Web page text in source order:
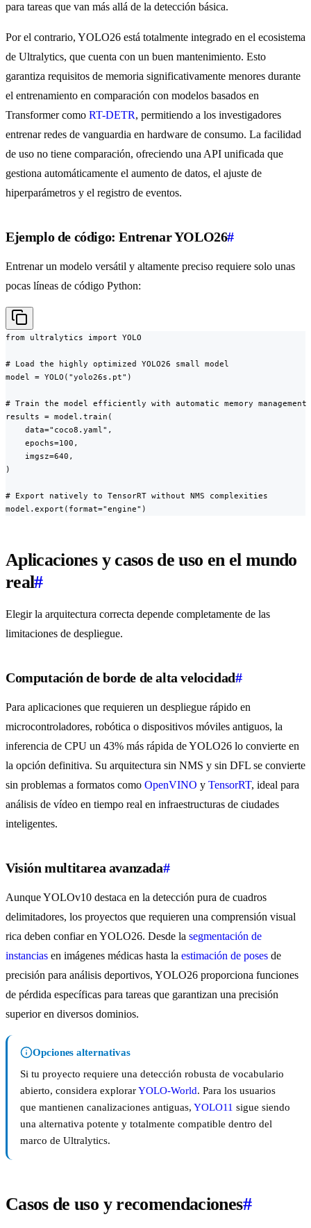
para tareas que van más allá de la detección básica.
Por el contrario, YOLO26 está totalmente integrado en el ecosistema
de Ultralytics, que cuenta con un buen mantenimiento. Esto
garantiza requisitos de memoria significativamente menores durante
el entrenamiento en comparación con modelos basados en
Transformer como RT-DETR, permitiendo a los investigadores
entrenar redes de vanguardia en hardware de consumo. La facilidad
de uso no tiene comparación, ofreciendo una API unificada que
gestiona automáticamente el aumento de datos, el ajuste de
hiperparámetros y el registro de eventos.
Ejemplo de código: Entrenar YOLO26#
Entrenar un modelo versátil y altamente preciso requiere solo unas
pocas líneas de código Python:
from ultralytics import YOLO
# Load the highly optimized YOLO26 small model
model = YOLO("yolo26s.pt")
# Train the model efficiently with automatic memory management
results = model.train(
    data="coco8.yaml",
    epochs=100,
    imgsz=640,
)
# Export natively to TensorRT without NMS complexities
model.export(format="engine")
Aplicaciones y casos de uso en el mundo
real#
Elegir la arquitectura correcta depende completamente de las
limitaciones de despliegue.
Computación de borde de alta velocidad#
Para aplicaciones que requieren un despliegue rápido en
microcontroladores, robótica o dispositivos móviles antiguos, la
inferencia de CPU un 43% más rápida de YOLO26 lo convierte en
la opción definitiva. Su arquitectura sin NMS y sin DFL se convierte
sin problemas a formatos como OpenVINO y TensorRT, ideal para
análisis de vídeo en tiempo real en infraestructuras de ciudades
inteligentes.
Visión multitarea avanzada#
Aunque YOLOv10 destaca en la detección pura de cuadros
delimitadores, los proyectos que requieren una comprensión visual
rica deben confiar en YOLO26. Desde la segmentación de
instancias en imágenes médicas hasta la estimación de poses de
precisión para análisis deportivos, YOLO26 proporciona funciones
de pérdida específicas para tareas que garantizan una precisión
superior en diversos dominios.
Opciones alternativas
Si tu proyecto requiere una detección robusta de vocabulario
abierto, considera explorarYOLO-World. Para los usuarios
que mantienen canalizaciones antiguas, YOLO11 sigue siendo
una alternativa potente y totalmente compatible dentro del
marco de Ultralytics.
Casos de uso y recomendaciones#